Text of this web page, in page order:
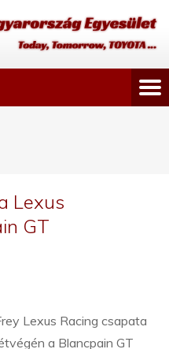
Lexus
GT
Lexus Racing csapata
a Blancpain GT